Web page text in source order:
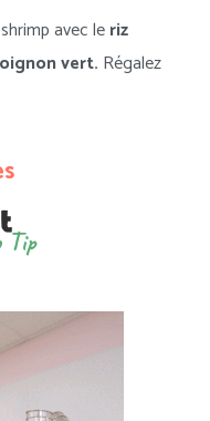
avec leriz
oignon vert. Régalez